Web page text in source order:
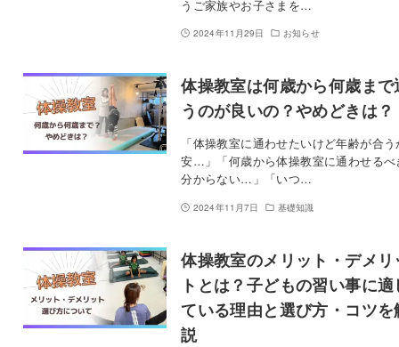
うご家族やお子さまを…
2024年11月29日 お知らせ
体操教室は何歳から何歳まで
うのが良いの？やめどきは？
「体操教室に通わせたいけど年齢が合
安…」「何歳から体操教室に通わせるべ
分からない…」「いつ…
2024年11月7日 基礎知識
体操教室のメリット・デメリ
トとは？子どもの習い事に適
ている理由と選び方・コツを
説